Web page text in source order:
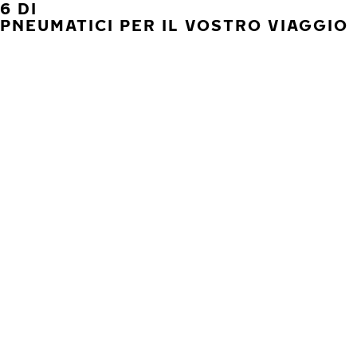
6 DI
PNEUMATICI PER IL VOSTRO VIAGGIO